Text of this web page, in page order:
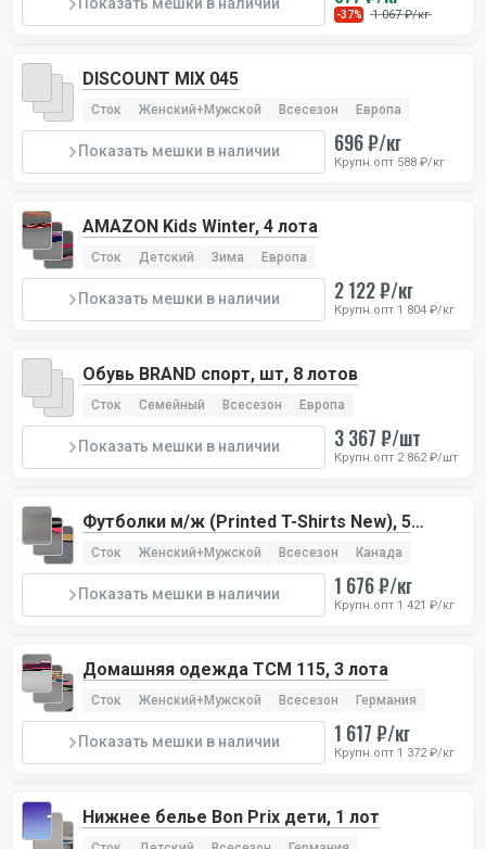
Показать мешки в наличии
-37% 1 067 ₽/кг
DISCOUNT MIX 045
Сток Женский+Мужской Всесезон Европа
Показать мешки в наличии 696 ₽/кг
Крупн.опт 588 ₽/кг
AMAZON Kids Winter, 4 лота
Сток Детский Зима Европа
Показать мешки в наличии 2 122 ₽/кг
Крупн.опт 1 804 ₽/кг
Обувь BRAND спорт, шт, 8 лотов
Сток Семейный Всесезон Европа
Показать мешки в наличии 3 367 ₽/шт
Крупн.опт 2 862 ₽/шт
Футболки м/ж (Printed T-Shirts New), 5
лотов
Сток Женский+Мужской Всесезон Канада
Показать мешки в наличии 1 676 ₽/кг
Крупн.опт 1 421 ₽/кг
Домашняя одежда TCM 115, 3 лота
Сток Женский+Мужской Всесезон Германия
Показать мешки в наличии 1 617 ₽/кг
Крупн.опт 1 372 ₽/кг
Нижнее белье Bon Prix дети, 1 лот